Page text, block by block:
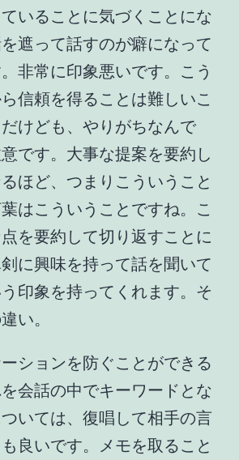
いることに気づくことにな
遮って話すのが癖になって
非常に印象悪いです。こう
信頼を得ることは難しいこ
けども、やりがちなんで
です。大事な提案を要約し
ほど、つまりこういうこと
はこういうことですね。こ
を要約して切り返すことに
に興味を持って話を聞いて
印象を持ってくれます。そ
い。
ションを防ぐことができる
会話の中でキーワードとな
いては、復唱して相手の言
良いです。メモを取ること